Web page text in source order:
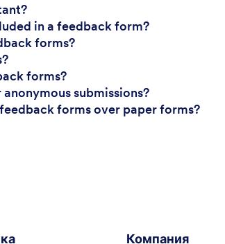
in a feedback form?
forms?
forms?
submissions?
forms over paper forms?
Компания